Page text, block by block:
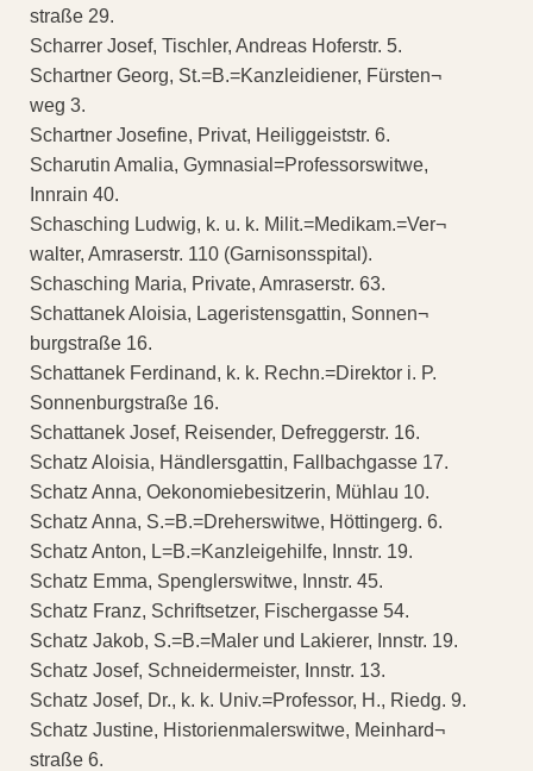
straße 29.
Scharrer Josef, Tischler, Andreas Hoferstr. 5.
Schartner Georg, St.=B.=Kanzleidiener, Fürsten¬
weg 3.
Schartner Josefine, Privat, Heiliggeiststr. 6.
Scharutin Amalia, Gymnasial=Professorswitwe,
Innrain 40.
Schasching Ludwig, k. u. k. Milit.=Medikam.=Ver¬
walter, Amraserstr. 110 (Garnisonsspital).
Schasching Maria, Private, Amraserstr. 63.
Schattanek Aloisia, Lageristensgattin, Sonnen¬
burgstraße 16.
Schattanek Ferdinand, k. k. Rechn.=Direktor i. P.
Sonnenburgstraße 16.
Schattanek Josef, Reisender, Defreggerstr. 16.
Schatz Aloisia, Händlersgattin, Fallbachgasse 17.
Schatz Anna, Oekonomiebesitzerin, Mühlau 10.
Schatz Anna, S.=B.=Dreherswitwe, Höttingerg. 6.
Schatz Anton, L=B.=Kanzleigehilfe, Innstr. 19.
Schatz Emma, Spenglerswitwe, Innstr. 45.
Schatz Franz, Schriftsetzer, Fischergasse 54.
Schatz Jakob, S.=B.=Maler und Lakierer, Innstr. 19.
Schatz Josef, Schneidermeister, Innstr. 13.
Schatz Josef, Dr., k. k. Univ.=Professor, H., Riedg. 9.
Schatz Justine, Historienmalerswitwe, Meinhard¬
straße 6.